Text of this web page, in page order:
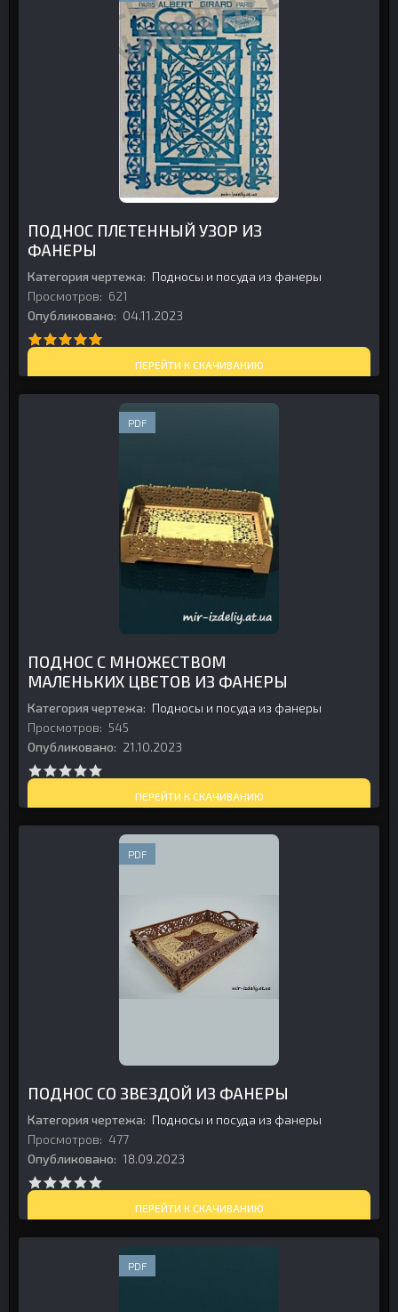
ПОДНОС ПЛЕТЕННЫЙ УЗОР ИЗ
ФАНЕРЫ
Категория чертежа: Подносы и посуда из фанеры
Просмотров: 621
Опубликовано: 04.11.2023
ПЕРЕЙТИ К СКАЧИВАНИЮ
PDF
ПОДНОС С МНОЖЕСТВОМ
МАЛЕНЬКИХ ЦВЕТОВ ИЗ ФАНЕРЫ
Категория чертежа: Подносы и посуда из фанеры
Просмотров: 545
Опубликовано: 21.10.2023
ПЕРЕЙТИ К СКАЧИВАНИЮ
PDF
ПОДНОС СО ЗВЕЗДОЙ ИЗ ФАНЕРЫ
Категория чертежа: Подносы и посуда из фанеры
Просмотров: 477
Опубликовано: 18.09.2023
ПЕРЕЙТИ К СКАЧИВАНИЮ
PDF